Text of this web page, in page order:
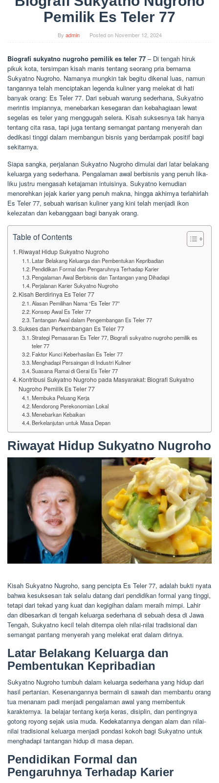
Pemilik Es Teler 77
By admin Posted on November 12, 2024
Biografi sukyatno nugroho pemilik es teler 77 – Di tengah hiruk
pikuk kota, tersimpan kisah manis tentang seorang pria bernama
Sukyatno Nugroho. Namanya mungkin tak begitu dikenal luas, namun
tangannya telah menciptakan legenda kuliner yang melekat di hati
banyak orang: Es Teler 77. Dari sebuah warung sederhana, Sukyatno
merintis impiannya, menebarkan kesegaran dan kebahagiaan lewat
segelas es teler yang menggugah selera. Kisah suksesnya tak hanya
tentang cita rasa, tapi juga tentang semangat pantang menyerah dan
dedikasi tinggi dalam membangun bisnis yang berdampak positif bagi
sekitarnya.
Siapa sangka, perjalanan Sukyatno Nugroho dimulai dari latar belakang
keluarga yang sederhana. Pengalaman awal berbisnis yang penuh lika-
liku justru mengasah ketajaman intuisinya. Sukyatno kemudian
menorehkan jejak karier yang penuh makna, hingga akhirnya terlahirlah
Es Teler 77, sebuah warisan kuliner yang kini telah menjadi ikon
kelezatan dan kebanggaan bagi banyak orang.
Table of Contents
Riwayat Hidup Sukyatno Nugroho
Latar Belakang Keluarga dan Pembentukan Kepribadian
Pendidikan Formal dan Pengaruhnya Terhadap Karier
Pengalaman Awal Berbisnis dan Tantangan yang Dihadapi
Perjalanan Karier Sukyatno Nugroho
Kisah Berdirinya Es Teler 77
Alasan Pemilihan Nama “Es Teler 77”
Konsep Awal Es Teler 77
Tantangan Awal dalam Pengembangan Es Teler 77
Sukses dan Perkembangan Es Teler 77
Strategi Pemasaran Es Teler 77, Biografi sukyatno nugroho pemilik es
teler 77
Faktor Kunci Keberhasilan Es Teler 77
Menghadapi Persaingan di Industri Kuliner
Suasana Ramai di Gerai Es Teler 77
Kontribusi Sukyatno Nugroho pada Masyarakat: Biografi Sukyatno
Nugroho Pemilik Es Teler 77
Membuka Peluang Kerja
Mendorong Perekonomian Lokal
Menebarkan Kebaikan
Berkelanjutan untuk Masa Depan
Riwayat Hidup Sukyatno Nugroho
Kisah Sukyatno Nugroho, sang pencipta Es Teler 77, adalah bukti nyata
bahwa kesuksesan tak selalu datang dari pendidikan formal yang tinggi,
tetapi dari tekad yang kuat dan kegigihan dalam meraih mimpi. Lahir
dan dibesarkan di tengah keluarga sederhana di sebuah desa di Jawa
Tengah, Sukyatno kecil telah ditempa oleh nilai-nilai tradisional dan
semangat pantang menyerah yang melekat erat dalam dirinya.
Latar Belakang Keluarga dan
Pembentukan Kepribadian
Sukyatno Nugroho tumbuh dalam keluarga sederhana yang hidup dari
hasil pertanian. Kesenangannya bermain di sawah dan membantu orang
tua menanam padi menjadi pengalaman awal yang membentuk
karakternya. Ia belajar tentang kerja keras, disiplin, dan pentingnya
gotong royong sejak usia muda. Kedekatannya dengan alam dan nilai-
nilai tradisional keluarga menjadi pondasi kokoh bagi Sukyatno untuk
menghadapi tantangan hidup di masa depan.
Pendidikan Formal dan
Pengaruhnya Terhadap Karier